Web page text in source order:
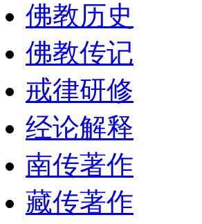
佛教历史
佛教传记
戒律研修
经论解释
南传著作
藏传著作